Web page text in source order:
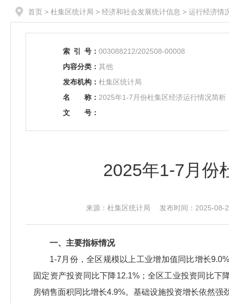
首页 > 杜集区统计局 > 经济和社会发展统计信息 > 运行经济情
索 引 号： 003088212/202508-00008
内容分类： 其他
发布机构： 杜集区统计局
名
称： 2025年1-7月份杜集区经济运行情况简析
文
号：
2025年1-7月份
来源：杜集区统计局 发布时间：2025-
一、主要指标情况
1-7月份，全区规模以上工业增加值同比增长
固定资产投资同比下降12.1%；全区工业投资同比下
房销售面积同比增长4.9%。基础设施投资增长依然